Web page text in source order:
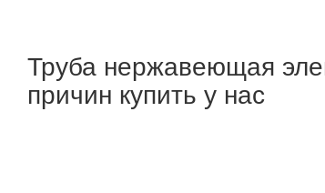
Труба нержавеющая
причин купить у нас